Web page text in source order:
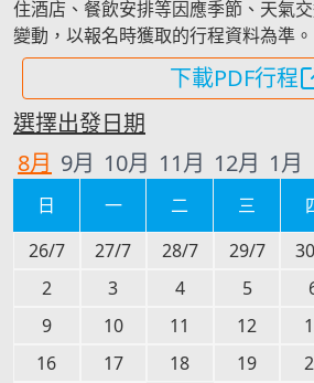
住酒店、餐飲安排等因應季節、天氣
變動，以報名時獲取的行程資料為準。
下載PDF行程
選擇出發日期
8月 9月 10月 11月 12月 1月
日 一 二 三
26/7
27/7 28/7 29/7
2
3 4 5
9
10 11 12
16
17 18 19